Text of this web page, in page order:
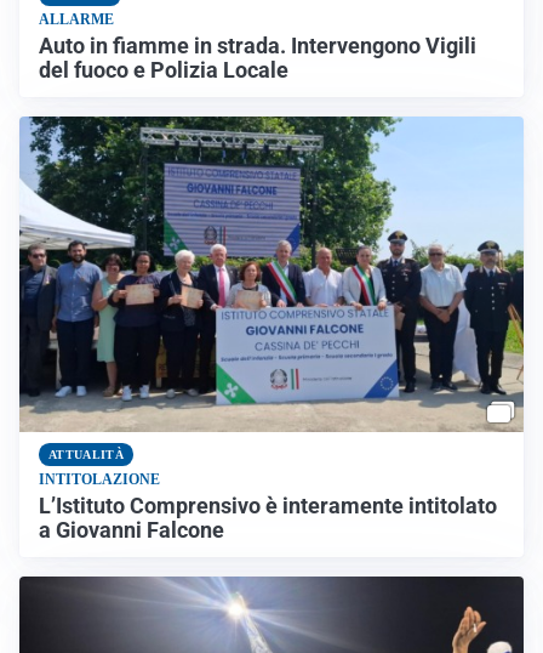
ALLARME
Auto in fiamme in strada. Intervengono Vigili
del fuoco e Polizia Locale
ATTUALITÀ
INTITOLAZIONE
L’Istituto Comprensivo è interamente intitolato
a Giovanni Falcone